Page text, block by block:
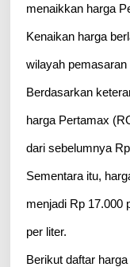
menaikkan harga
Kenaikan harga
wilayah pemasaran
Berdasarkan
harga Pertamax
dari sebelumnya
Sementara itu,
menjadi Rp 17.000
per liter.
Berikut daftar